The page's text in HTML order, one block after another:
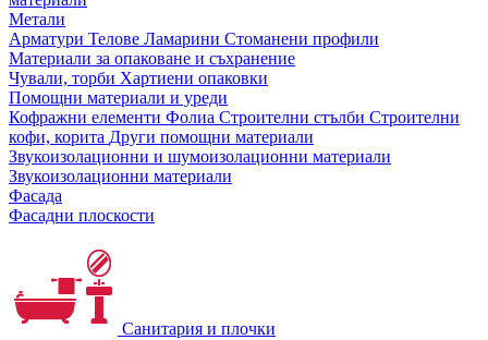
Метали
Арматури Телове Ламарини Стоманени профили
Материали за опаковане и съхранение
Чували, торби Хартиени опаковки
Помощни материали и уреди
Кофражни елементи Фолиа Строителни стълби Строителни
кофи, корита Други помощни материали
Звукоизолационни и шумоизолационни материали
Звукоизолационни материали
Фасада
Фасадни плоскости
Санитария и плочки